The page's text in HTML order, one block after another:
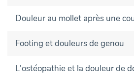
Douleur au mollet après une
Footing et douleurs de genou
L'ostéopathie et la douleur de